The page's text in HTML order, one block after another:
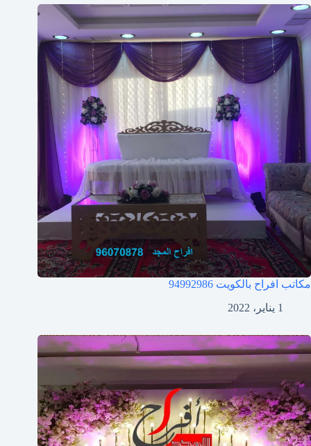
مكاتب افراح بالكويت 94992986
1 يناير، 2022